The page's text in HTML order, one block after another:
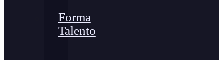
Forma
Talento